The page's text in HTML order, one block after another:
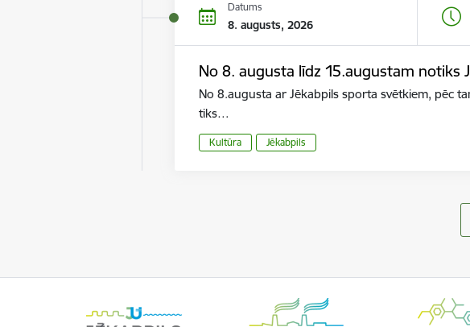
Datums
8. augusts, 2026
No 8. augusta līdz 15.augustam notiks
No 8.augusta ar Jēkabpils sporta svētkiem, pēc
tiks…
Kultūra Jēkabpils